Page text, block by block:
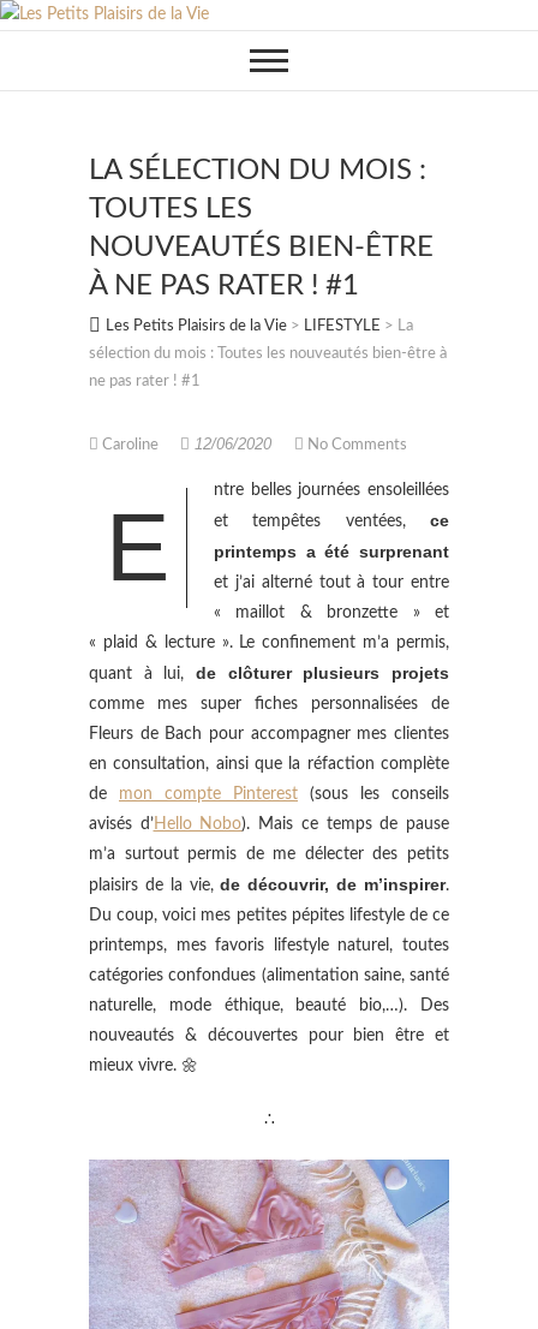
Skip
LA SÉLECTION DU MOIS :
TOUTES LES
NOUVEAUTÉS BIEN-ÊTRE
À NE PAS RATER ! #1
Les Petits Plaisirs de la Vie > LIFESTYLE > La
sélection du mois : Toutes les nouveautés bien-être à
ne pas rater ! #1
Caroline 12/06/2020 No Comments
E
ntre belles journées ensoleillées
et tempêtes ventées, ce
printemps a été surprenant
et j’ai alterné tout à tour entre
« maillot & bronzette » et
« plaid & lecture ». Le confinement m’a permis,
quant à lui, de clôturer plusieurs projets
comme mes super fiches personnalisées de
Fleurs de Bach pour accompagner mes clientes
en consultation, ainsi que la réfaction complète
de mon compte Pinterest (sous les conseils
avisés d’Hello Nobo). Mais ce temps de pause
m’a surtout permis de me délecter des petits
plaisirs de la vie,de découvrir, de m’inspirer.
Du coup, voici mes petites pépites lifestyle de ce
printemps, mes favoris lifestyle naturel, toutes
catégories confondues (alimentation saine, santé
naturelle, mode éthique, beauté bio,…). Des
nouveautés & découvertes pour bien être et
mieux vivre. 🌼
∴